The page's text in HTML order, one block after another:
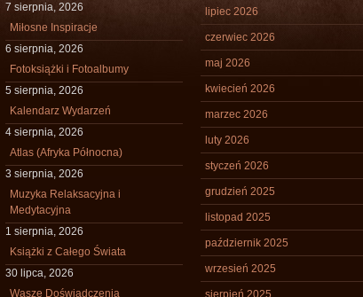
7 sierpnia, 2026
Miłosne Inspiracje
6 sierpnia, 2026
Fotoksiążki i Fotoalbumy
5 sierpnia, 2026
Kalendarz Wydarzeń
4 sierpnia, 2026
Atlas (Afryka Północna)
3 sierpnia, 2026
Muzyka Relaksacyjna i
Medytacyjna
1 sierpnia, 2026
Książki z Całego Świata
30 lipca, 2026
Wasze Doświadczenia
lipiec 2026
czerwiec 2026
maj 2026
kwiecień 2026
marzec 2026
luty 2026
styczeń 2026
grudzień 2025
listopad 2025
październik 2025
wrzesień 2025
sierpień 2025